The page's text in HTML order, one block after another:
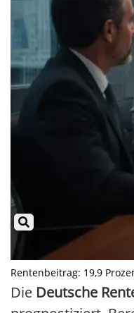
Rentenbeitrag: 19,9
Die Deutsche